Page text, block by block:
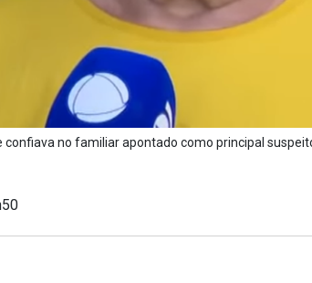
confiava no familiar apontado como principal